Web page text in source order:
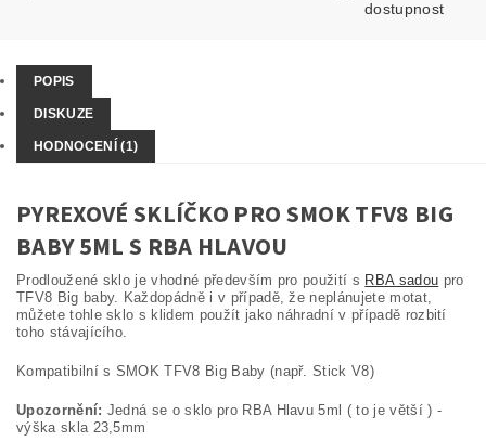
dostupnost
POPIS
DISKUZE
HODNOCENÍ (1)
PYREXOVÉ SKLÍČKO PRO SMOK TFV8 BIG
BABY 5ML S RBA HLAVOU
Prodloužené sklo je vhodné především pro použití s RBA sadou pro
TFV8 Big baby. Každopádně i v případě, že neplánujete motat,
můžete tohle sklo s klidem použít jako náhradní v případě rozbití
toho stávajícího.
Kompatibilní s SMOK TFV8 Big Baby (např. Stick V8)
Upozornění: Jedná se o sklo pro RBA Hlavu 5ml ( to je větší ) -
výška skla 23,5mm